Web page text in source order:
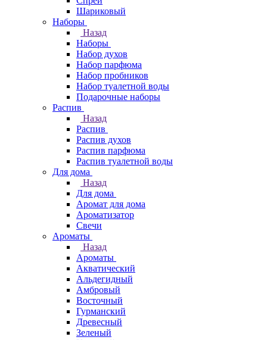
Шариковый
Наборы
Назад
Наборы
Набор духов
Набор парфюма
Набор пробников
Набор туалетной воды
Подарочные наборы
Распив
Назад
Распив
Распив духов
Распив парфюма
Распив туалетной воды
Для дома
Назад
Для дома
Аромат для дома
Ароматизатор
Свечи
Ароматы
Назад
Ароматы
Акватический
Альдегидный
Амбровый
Восточный
Гурманский
Древесный
Зеленый